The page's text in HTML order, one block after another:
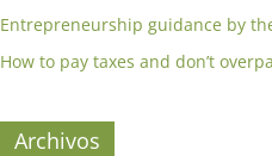
Entrepreneurship guidance by
How to pay taxes and don’t
Archivos